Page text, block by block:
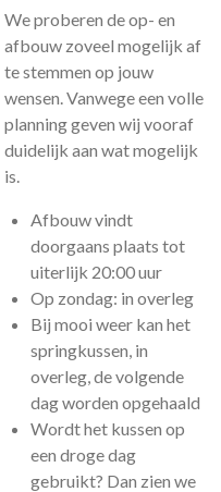
We proberen de op- en
afbouw zoveel mogelijk af
te stemmen op jouw
wensen. Vanwege een volle
planning geven wij vooraf
duidelijk aan wat mogelijk
is.
Afbouw vindt
doorgaans plaats tot
uiterlijk 20:00 uur
Op zondag: in overleg
Bij mooi weer kan het
springkussen, in
overleg, de volgende
dag worden opgehaald
Wordt het kussen op
een droge dag
gebruikt? Dan zien we